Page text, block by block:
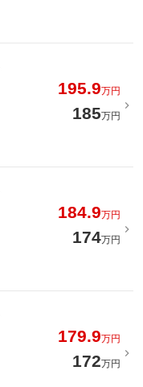
195.9万円
185万円
184.9万円
174万円
179.9万円
172万円